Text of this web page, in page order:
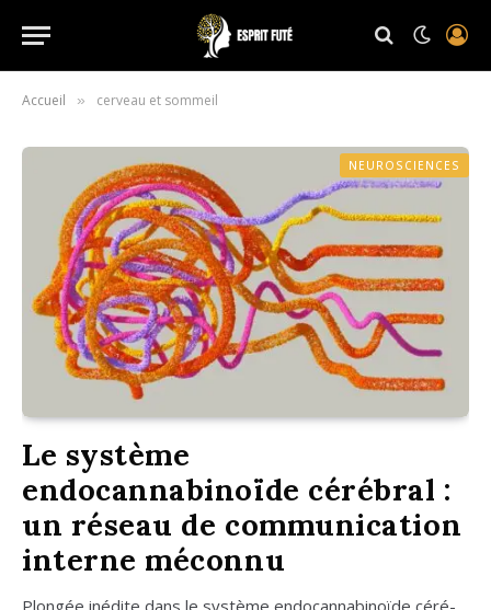
Accueil » cerveau et sommeil
NEUROSCIENCES
Le système
endocannabinoïde cérébral :
un réseau de communication
interne méconnu